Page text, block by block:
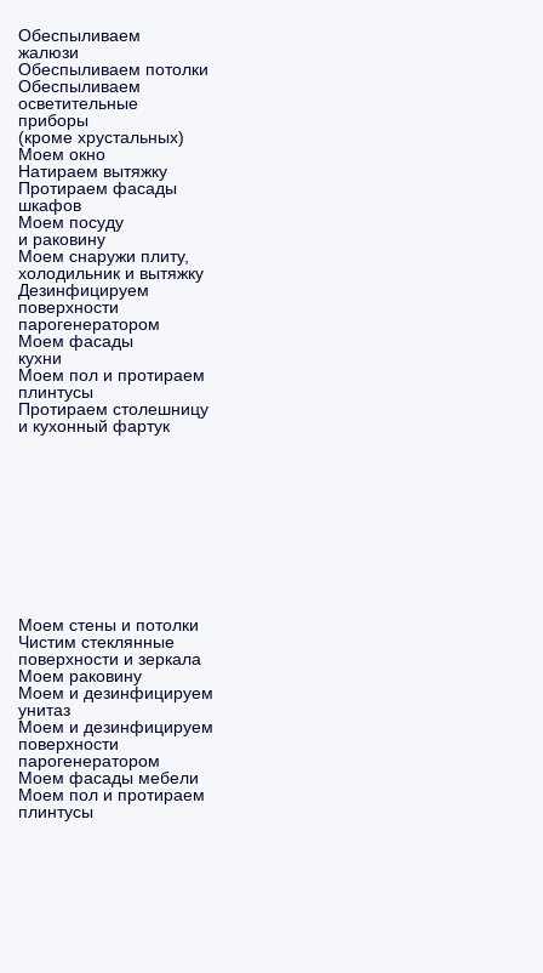
Обеспыливаем
жалюзи
Обеспыливаем потолки
Обеспыливаем
осветительные
приборы
(кроме хрустальных)
Моем окно
Натираем вытяжку
Протираем фасады
шкафов
Моем посуду
и раковину
Моем снаружи плиту,
холодильник и вытяжку
Дезинфицируем
поверхности
парогенератором
Моем фасады
кухни
Моем пол и протираем
плинтусы
Протираем столешницу
и кухонный фартук
Моем стены и потолки
Чистим стеклянные
поверхности и зеркала
Моем раковину
Моем и дезинфицируем
унитаз
Моем и дезинфицируем
поверхности
парогенератором
Моем фасады мебели
Моем пол и протираем
плинтусы